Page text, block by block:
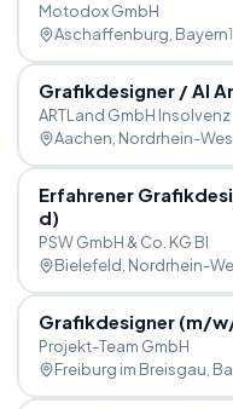
Motodox GmbH
Aschaffenburg , Bayern
Grafikdesigner /AI
ARTLand GmbH Insolvenz
Aachen , Nordrhein-
Erfahrener
d)
PSW GmbH & Co. KG BI
Bielefeld , Nordrhein-
Grafikdesigner (m/w
Projekt-Team GmbH
Freiburg im Breisgau ,